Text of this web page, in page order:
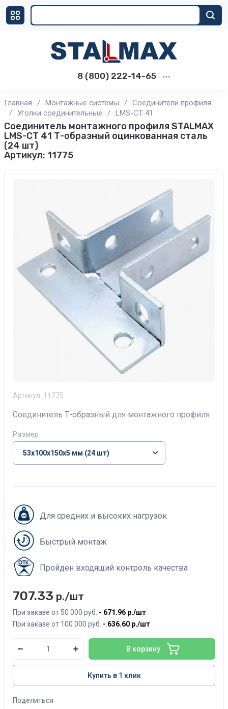
8 (800) 222-14-65
Главная / Монтажные системы / Соединители профиля
/
Уголки соединительные / LMS-CT 41
Соединитель монтажного профиля STALMAX
LMS-CT 41 Т-образный оцинкованная сталь
(24 шт)
Артикул: 11775
Артикул: 11775
Соединитель Т-образный для монтажного профиля
Размер
Для средних и высоких нагрузок
Быстрый монтаж
Пройден входящий контроль качества
707.33 р./шт
671.96 р./шт
При заказе от 50 000 руб.
636.60 р./шт
При заказе от 100 000 руб.
В корзину
Купить в 1 клик
Поделиться